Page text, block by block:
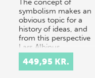
The concept of
symbolism makes an
obvious topic for a
history of ideas, and
from this perspective
Lars Albinus,
the Department…
449,95 KR.